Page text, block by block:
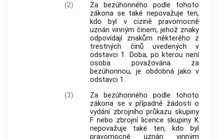
(2)
Za bezúhonného podle tohoto
zákona se také nepovažuje ten,
kdo byl v cizině pravomocně
uznán vinným činem, jehož znaky
odpovídají znakům některého z
trestných činů uvedených v
odstavci 1. Doba, po kterou není
osoba považována za
bezúhonnou, je obdobná jako v
odstavci 1.
(3)
Za bezúhonného podle tohoto
zákona se v případně žádosti o
vydání zbrojního průkazu skupiny
F nebo zbrojní licence skupiny K
nepovažuje také ten, kdo byl
pravomocně uznán vinným